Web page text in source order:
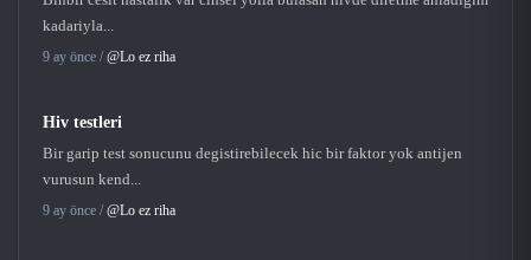
kadariyla...
9 ay önce / @Lo ez riha
Hiv testleri
Bir garip test sonucunu degistirebilecek hic bir faktor yok antijen
vurusun kend...
9 ay önce / @Lo ez riha